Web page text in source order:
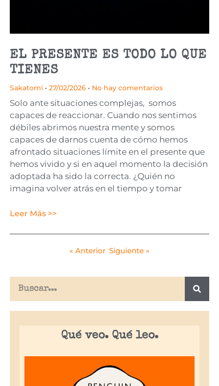
EL PRESENTE ES TODO LO QUE
TIENES
Sakatomi 27/02/2026 No hay comentarios
Solo ante situaciones complejas, somos
capaces de reaccionar. Cuando nos sentimos
débiles abrimos nuestra mente y somos
capaces de darnos cuenta de cómo hemos
afrontado situaciones límite en el presente que
hemos vivido y si en aquel momento la decisión
adoptada ha sido la correcta. ¿Quién no
imagina volver atrás en el tiempo y tomar
Leer Más >>
« Anterior Siguiente »
Qué veo. Qué leo.